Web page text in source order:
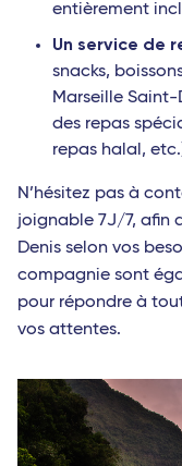
entièrement
Un service de
snacks,
Marseille Saint-
des repas
repas halal,
N’hésitez pas à
joignable 7J/7, afin
Denis selon vos
compagnie sont
pour répondre à
vos attentes.